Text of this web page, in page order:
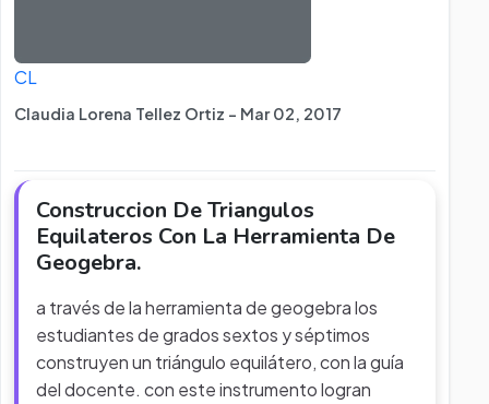
CL
Claudia Lorena Tellez Ortiz - Mar 02, 2017
Construccion De Triangulos
Equilateros Con La Herramienta De
Geogebra.
a través de la herramienta de geogebra los
estudiantes de grados sextos y séptimos
construyen un triángulo equilátero, con la guía
del docente. con este instrumento logran